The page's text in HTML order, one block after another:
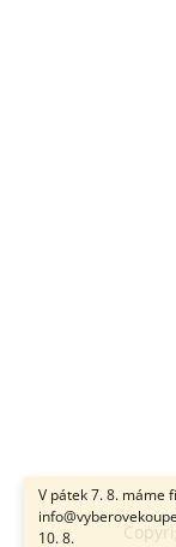
V pátek 7. 8. máme
10. 8.